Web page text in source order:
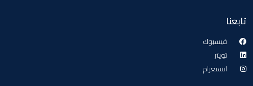
تابعنا
فيسبوك
تويتر
انستغرام